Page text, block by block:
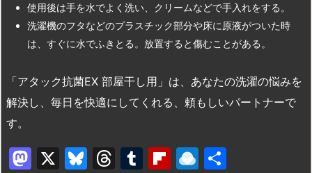
使用後は手を水でよく洗い、クリームなどで手入れをする。
洗濯機のフタなどのプラスチック部分や床に原液がついた時
は、すぐに水でふきとる。放置すると傷むことがある。
「アタック抗菌EX 部屋干し用」は、あなたの洗濯の悩みを
解決し、毎日を快適にしてくれる、頼もしいパートナーで
す。
M X
Bl
T
T
Fl R